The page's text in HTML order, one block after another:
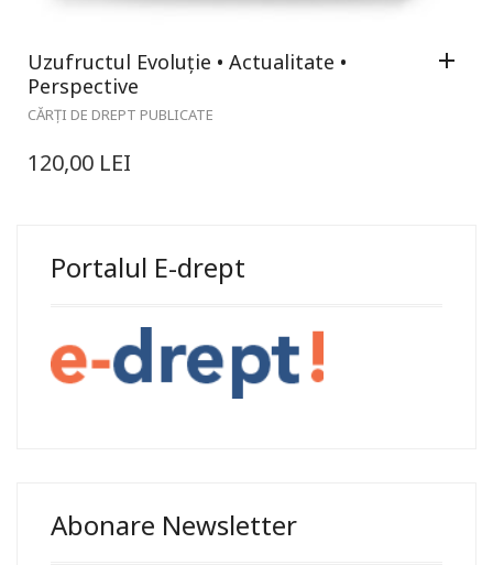
Uzufructul Evoluție • Actualitate •
Perspective
CĂRȚI DE DREPT PUBLICATE
120,00 LEI
Portalul E-drept
Abonare Newsletter